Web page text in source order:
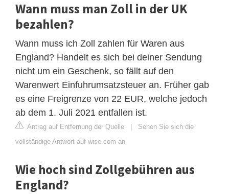
Wann muss man Zoll in der UK
bezahlen?
Wann muss ich Zoll zahlen für Waren aus
England? Handelt es sich bei deiner Sendung
nicht um ein Geschenk, so fällt auf den
Warenwert Einfuhrumsatzsteuer an. Früher gab
es eine Freigrenze von 22 EUR, welche jedoch
ab dem 1. Juli 2021 entfallen ist.
Antrag auf Entfernung der Quelle
Sehen Sie sich die
vollständige Antwort auf wise.com an
Wie hoch sind Zollgebühren aus
England?